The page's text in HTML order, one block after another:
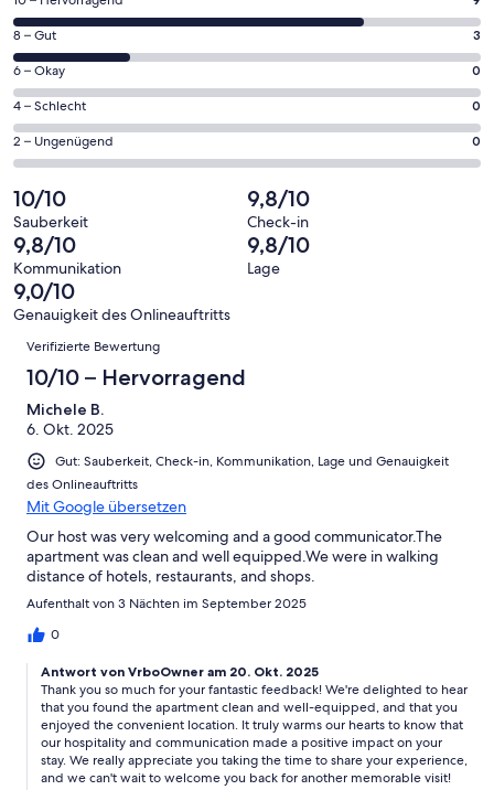
neuen
Fenster
geöffnet
von
insgesamt
12
Gästebewertungen
haben
eine
Bewertung
von
10
-
Hervorragend
3
von
insgesamt
12
Gästebewertungen
haben
Bewertung
von
8
-
Gut
8 – Gut 3
0
von
insgesamt
12
Gästebewertungen
haben
eine
Bewertung
von
6
-
Okay
6 – Okay 0
0
von
insgesamt
Gästebewertungen
haben
eine
Bewertung
von
4
4 – Schlecht 0
0
von
insgesamt
12
Gästebewertungen
haben
eine
Bewertung
2 – Ungenügend 0
10/10
Sauberkeit
9,8/10
Check-in
9,8/10
Kommunikation
9,8/10
Lage
9,0/10
Genauigkeit des Onlineauftritts
Bewertungen
Verifizierte Bewertung
10/10 – Hervorragend
Michele B.
6. Okt. 2025
Gut: Sauberkeit, Check-in, Kommunikation, Lage und Genauigkeit
des Onlineauftritts
Mit Google übersetzen
Our host was very welcoming and a good communicator.The
apartment was clean and well equipped.We were in walking
distance of hotels, restaurants, and shops.
Aufenthalt von 3 Nächten im September 2025
0
Antwort von VrboOwner am 20. Okt. 2025
Thank you so much for your fantastic feedback! We're delighted to hear
that you found the apartment clean and well-equipped, and that you
enjoyed the convenient location. It truly warms our hearts to know that
our hospitality and communication made a positive impact on your
stay. We really appreciate you taking the time to share your experience,
and we can't wait to welcome you back for another memorable visit!